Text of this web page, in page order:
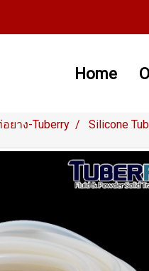
Home
ยาง-Tuberry Silicone